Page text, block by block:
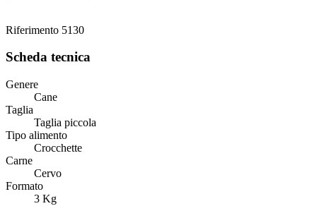
Riferimento 5130
Scheda tecnica
Genere
Cane
Taglia
Taglia piccola
Tipo alimento
Crocchette
Carne
Cervo
Formato
3 Kg